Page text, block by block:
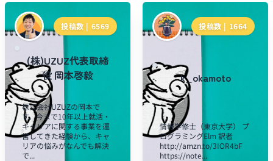
投稿数 | 6569
(株)UZUZ代表取締
役 岡本啓毅
株式会社UZUZの岡本で
す。今まで10年以上就活・
キャリアに関する事業を運
営してきた経験から、キャ
リアの悩みがなんでも解決
で...
投稿数 | 1664
k_okamoto
情報学修士（東京大学） プ
ログラミングElm 訳者
http://amzn.to/3IOR4bF
https://note...